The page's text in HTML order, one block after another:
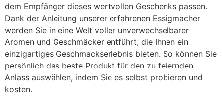
dem Empfänger dieses wertvollen Geschenks passen.
Dank der Anleitung unserer erfahrenen Essigmacher
werden Sie in eine Welt voller unverwechselbarer
Aromen und Geschmäcker entführt, die Ihnen ein
einzigartiges Geschmackserlebnis bieten. So können Sie
persönlich das beste Produkt für den zu feiernden
Anlass auswählen, indem Sie es selbst probieren und
kosten.